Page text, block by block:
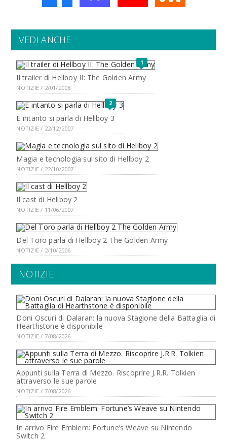
VEDI ANCHE
1
Il trailer di Hellboy II: The Golden Army
NOTIZIE / 2/01/2008
2
E intanto si parla di Hellboy 3
NOTIZIE / 22/12/2007
Magia e tecnologia sul sito di Hellboy 2
NOTIZIE / 22/10/2007
Il cast di Hellboy 2
NOTIZIE / 11/06/2007
Del Toro parla di Hellboy 2 The Golden Army
NOTIZIE / 2/10/2006
NOTIZIE
Doni Oscuri di Dalaran: la nuova Stagione della Battaglia di
Hearthstone è disponibile
NOTIZIE / 7/08/2026
Appunti sulla Terra di Mezzo. Riscoprire J.R.R. Tolkien
attraverso le sue parole
NOTIZIE / 7/08/2026
In arrivo Fire Emblem: Fortune’s Weave su Nintendo
Switch 2